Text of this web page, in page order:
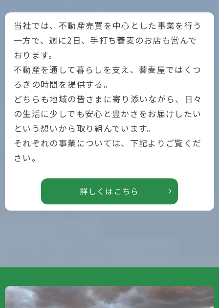
当社では、不動産売買を中心とした事業を行う
一方で、週に2日、手打ち蕎麦のお店も営んで
おります。
不動産を通して暮らしを支え、蕎麦屋ではくつ
ろぎの時間を提供する。
どちらも地域の皆さまに寄り添いながら、日々
の生活に少しでも安心と豊かさをお届けしたい
という想いから取り組んでいます。
それぞれの事業については、下記よりご覧くだ
さい。
詳しくはこちら